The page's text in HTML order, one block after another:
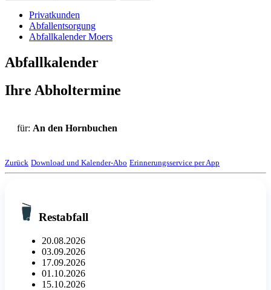
Privatkunden
Abfallentsorgung
Abfallkalender Moers
Abfallkalender
Ihre Abholtermine
für: An den Hornbuchen
Zurück Download und Kalender-Abo Erinnerungsservice per App
Restabfall
20.08.2026
03.09.2026
17.09.2026
01.10.2026
15.10.2026